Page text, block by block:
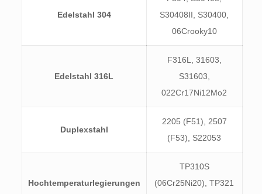
Edelstahl 304
S30408II, S30400,
06Crooky10
Edelstahl 316L
F316L, 31603,
S31603,
022Cr17Ni12Mo2
Duplexstahl
2205 (F51), 2507
(F53), S22053
Hochtemperaturlegierungen
TP310S
(06Cr25Ni20), TP321